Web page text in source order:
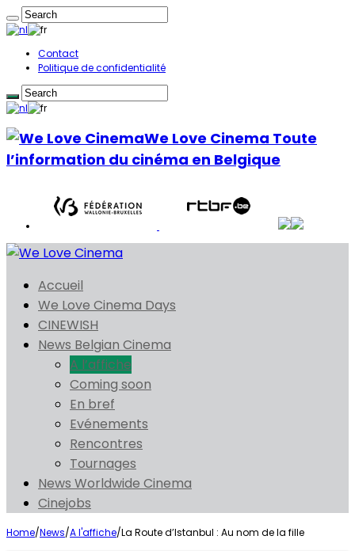
Contact
Politique de confidentialité
We Love Cinema Toute
l’information du cinéma en Belgique
Accueil
We Love Cinema Days
CINEWISH
News Belgian Cinema
A l’affiche
Coming soon
En bref
Evénements
Rencontres
Tournages
News Worldwide Cinema
Cinejobs
Home/News/A l'affiche/La Route d’Istanbul : Au nom de la fille